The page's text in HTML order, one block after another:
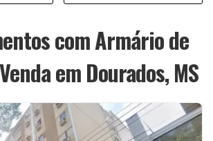
com Armário de
em Dourados, MS